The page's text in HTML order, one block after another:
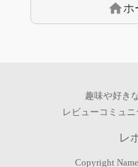
homeホ
趣味や好き
レビューコミュ
レ
Copyright